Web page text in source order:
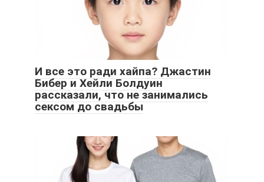
И все это ради хайпа? Джастин
Бибер и Хейли Болдуин
рассказали, что не занимались
сексом до свадьбы